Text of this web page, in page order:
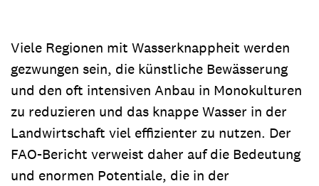
Viele Regionen mit Wasserknappheit werden
gezwungen sein, die künstliche Bewässerung
und den oft intensiven Anbau in Monokulturen
zu reduzieren und das knappe Wasser in der
Landwirtschaft viel effizienter zu nutzen. Der
FAO-Bericht verweist daher auf die Bedeutung
und enormen Potentiale, die in der